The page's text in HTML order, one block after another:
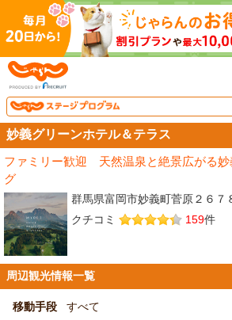
妙義グリーンホテル＆テラス
ファミリー歓迎 天然温泉と絶景広がる妙
グ
群馬県富岡市妙義町菅原２６７
クチコミ
159件
周辺観光情報一覧
移動手段
すべて